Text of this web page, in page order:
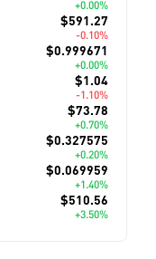
+0.00%
$591.27
-0.10%
$0.999671
+0.00%
$1.04
-1.10%
$73.78
+0.70%
$0.327575
+0.20%
$0.069959
+1.40%
$510.56
+3.50%